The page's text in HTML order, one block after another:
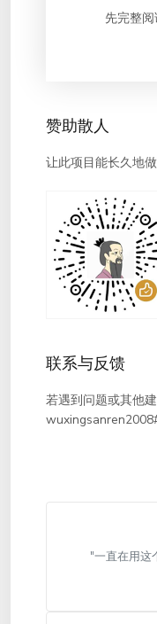
先完整
赞助散人
让此项目能长久地
联系与反馈
若遇到问题或其他
"一直在用这